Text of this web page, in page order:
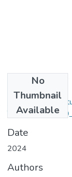
No
Thumbnail
Available
Grado de
Date
2024
Authors